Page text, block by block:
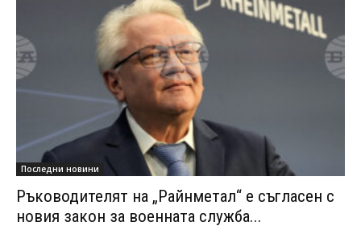
Последни новини
Ръководителят на „Райнметал“ е съгласен с
новия закон за военната служба...